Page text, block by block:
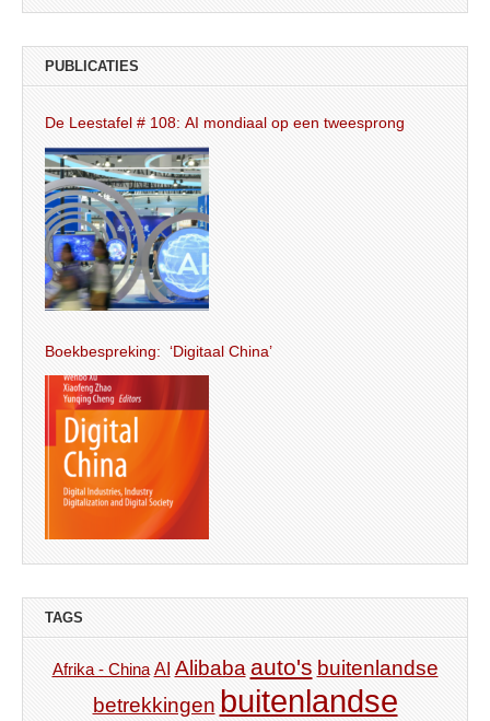
PUBLICATIES
De Leestafel # 108: AI mondiaal op een tweesprong
Boekbespreking: ‘Digitaal China’
TAGS
Afrika - China AI Alibaba auto's buitenlandse
betrekkingen buitenlandse